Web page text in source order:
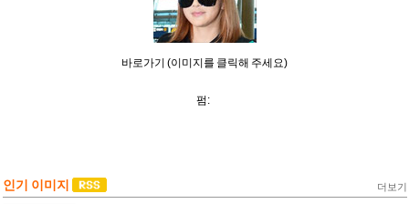
바로가기 (이미지를 클릭해 주세요)
펌:
인기 이미지 더보기